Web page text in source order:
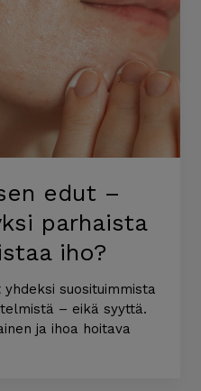
edut –
parhaista
iho?
suosituimmista
– eikä syyttä.
ja ihoa hoitava